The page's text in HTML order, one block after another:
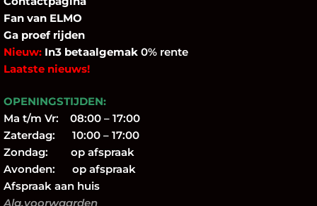
Fan van ELMO
Ga proef rijden
Nieuw: In3 betaalgemak 0% rente
Laatste nieuws!
OPENINGSTIJDEN:
Ma t/m Vr: 08:00 – 17:00
Zaterdag: 10:00 – 17:00
Zondag: op afspraak
Avonden: op afspraak
Afspraak aan huis
Alg.voorwaarden